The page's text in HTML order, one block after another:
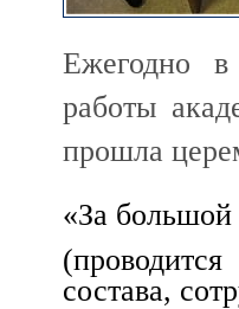
Ежегодно в
работы
прошла
«За
состава,